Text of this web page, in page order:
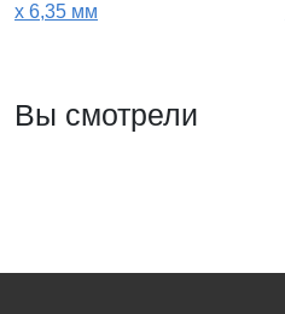
х 6,35 мм
Вы смотрели